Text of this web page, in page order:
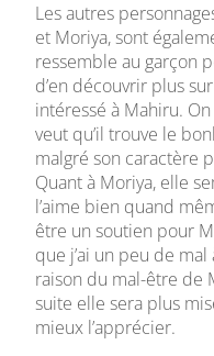
Les autres
et Moriya, sont
ressemble au garçon
d’en découvrir plus
intéressé à Mahiru.
veut qu’il trouve le
malgré son caractère
Quant à Moriya, elle
l’aime bien quand
être un soutien pour
que j’ai un peu de
raison du mal-être de
suite elle sera plus
mieux l’apprécier.